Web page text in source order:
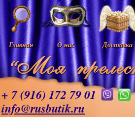
Главная О нас Доставка
+ 7 (916) 172 79 01
info@rusbutik.ru